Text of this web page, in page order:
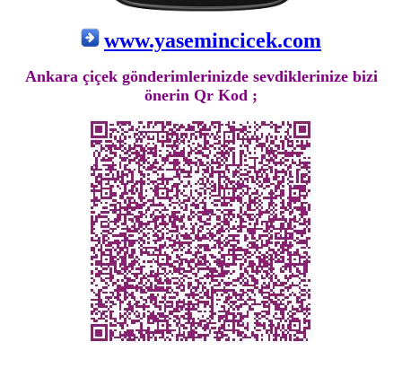
www.yasemincicek.com
Ankara çiçek gönderimlerinizde sevdiklerinize bizi
önerin Qr Kod ;